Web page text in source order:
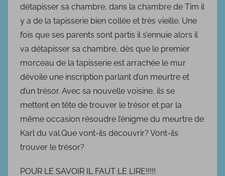
l
e
1
8
d
é
c
b
r
e
détapisser sa chambre, dans la chambre de Tim il
y a de la tapisserie bien collée et très vieille. Une
fois que ses parents sont partis il s’ennuie alors il
va détapisser sa chambre, dès que le premier
morceau de la tapisserie est arrachée le mur
dévoile une inscription parlant d’un meurtre et
d’un trésor. Avec sa nouvelle voisine, ils se
mettent en tête de trouver le trésor et par la
même occasion résoudre l’énigme du meurtre de
Karl du val.Que vont-ils découvrir? Vont-ils
trouver le trésor?
POUR LE SAVOIR IL FAUT LE LIRE!!!!!